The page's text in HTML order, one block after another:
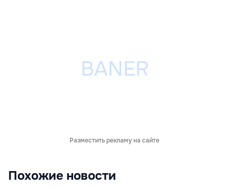
Разместить рекламу на сайте
Похожие новости